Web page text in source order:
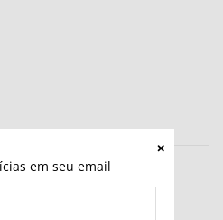
em seu email